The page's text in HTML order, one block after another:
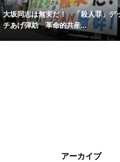
大坂同志は無実だ！ 「殺人罪」デ
チあげ弾劾 革命的共産...
アーカイブ